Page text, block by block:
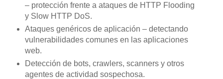
– protección frente a ataques de HTTP Flooding
y Slow HTTP DoS.
Ataques genéricos de aplicación – detectando
vulnerabilidades comunes en las aplicaciones
web.
Detección de bots, crawlers, scanners y otros
agentes de actividad sospechosa.